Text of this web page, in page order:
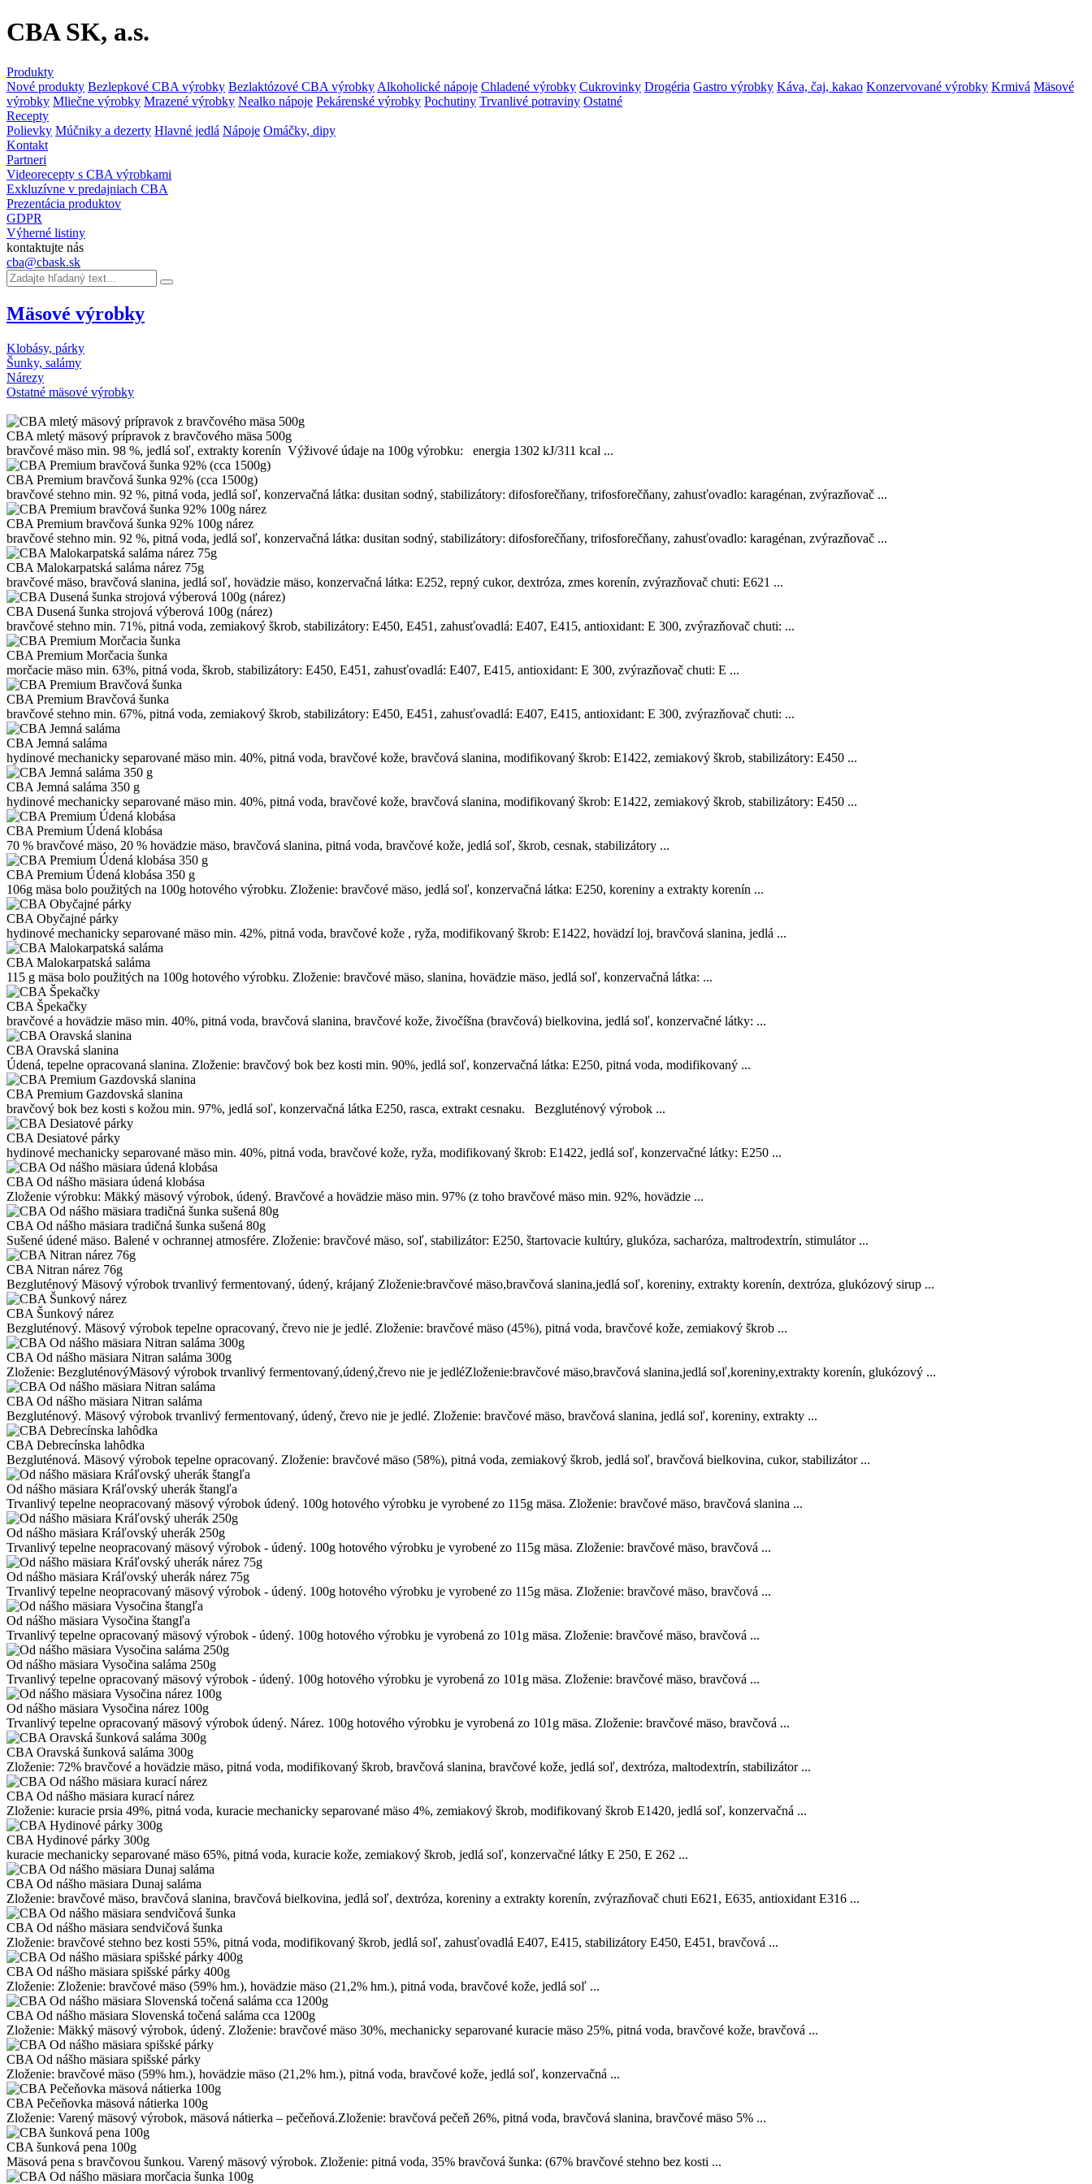
CBA SK, a.s.
Produkty
Nové produkty Bezlepkové CBA výrobky Bezlaktózové CBA výrobky Alkoholické nápoje Chladené výrobky Cukrovinky Drogéria Gastro výrobky Káva, čaj, kakao Konzervované výrobky Krmivá Mäsové
výrobky Mliečne výrobky Mrazené výrobky Nealko nápoje Pekárenské výrobky Pochutiny Trvanlivé potraviny Ostatné
Recepty
Polievky Múčniky a dezerty Hlavné jedlá Nápoje Omáčky, dipy
Kontakt
Partneri
Videorecepty s CBA výrobkami
Exkluzívne v predajniach CBA
Prezentácia produktov
GDPR
Výherné listiny
kontaktujte nás
cba@cbask.sk
Mäsové výrobky
Klobásy, párky
Šunky, salámy
Nárezy
Ostatné mäsové výrobky
CBA mletý mäsový prípravok z bravčového mäsa 500g
bravčové mäso min. 98 %, jedlá soľ, extrakty korenín Výživové údaje na 100g výrobku: energia 1302 kJ/311 kcal ...
CBA Premium bravčová šunka 92% (cca 1500g)
bravčové stehno min. 92 %, pitná voda, jedlá soľ, konzervačná látka: dusitan sodný, stabilizátory: difosforečňany, trifosforečňany, zahusťovadlo: karagénan, zvýrazňovač ...
CBA Premium bravčová šunka 92% 100g nárez
bravčové stehno min. 92 %, pitná voda, jedlá soľ, konzervačná látka: dusitan sodný, stabilizátory: difosforečňany, trifosforečňany, zahusťovadlo: karagénan, zvýrazňovač ...
CBA Malokarpatská saláma nárez 75g
bravčové mäso, bravčová slanina, jedlá soľ, hovädzie mäso, konzervačná látka: E252, repný cukor, dextróza, zmes korenín, zvýrazňovač chuti: E621 ...
CBA Dusená šunka strojová výberová 100g (nárez)
bravčové stehno min. 71%, pitná voda, zemiakový škrob, stabilizátory: E450, E451, zahusťovadlá: E407, E415, antioxidant: E 300, zvýrazňovač chuti: ...
CBA Premium Morčacia šunka
morčacie mäso min. 63%, pitná voda, škrob, stabilizátory: E450, E451, zahusťovadlá: E407, E415, antioxidant: E 300, zvýrazňovač chuti: E ...
CBA Premium Bravčová šunka
bravčové stehno min. 67%, pitná voda, zemiakový škrob, stabilizátory: E450, E451, zahusťovadlá: E407, E415, antioxidant: E 300, zvýrazňovač chuti: ...
CBA Jemná saláma
hydinové mechanicky separované mäso min. 40%, pitná voda, bravčové kože, bravčová slanina, modifikovaný škrob: E1422, zemiakový škrob, stabilizátory: E450 ...
CBA Jemná saláma 350 g
hydinové mechanicky separované mäso min. 40%, pitná voda, bravčové kože, bravčová slanina, modifikovaný škrob: E1422, zemiakový škrob, stabilizátory: E450 ...
CBA Premium Údená klobása
70 % bravčové mäso, 20 % hovädzie mäso, bravčová slanina, pitná voda, bravčové kože, jedlá soľ, škrob, cesnak, stabilizátory ...
CBA Premium Údená klobása 350 g
106g mäsa bolo použitých na 100g hotového výrobku. Zloženie: bravčové mäso, jedlá soľ, konzervačná látka: E250, koreniny a extrakty korenín ...
CBA Obyčajné párky
hydinové mechanicky separované mäso min. 42%, pitná voda, bravčové kože , ryža, modifikovaný škrob: E1422, hovädzí loj, bravčová slanina, jedlá ...
CBA Malokarpatská saláma
115 g mäsa bolo použitých na 100g hotového výrobku. Zloženie: bravčové mäso, slanina, hovädzie mäso, jedlá soľ, konzervačná látka: ...
CBA Špekačky
bravčové a hovädzie mäso min. 40%, pitná voda, bravčová slanina, bravčové kože, živočíšna (bravčová) bielkovina, jedlá soľ, konzervačné látky: ...
CBA Oravská slanina
Údená, tepelne opracovaná slanina. Zloženie: bravčový bok bez kosti min. 90%, jedlá soľ, konzervačná látka: E250, pitná voda, modifikovaný ...
CBA Premium Gazdovská slanina
bravčový bok bez kosti s kožou min. 97%, jedlá soľ, konzervačná látka E250, rasca, extrakt cesnaku. Bezgluténový výrobok ...
CBA Desiatové párky
hydinové mechanicky separované mäso min. 40%, pitná voda, bravčové kože, ryža, modifikovaný škrob: E1422, jedlá soľ, konzervačné látky: E250 ...
CBA Od nášho mäsiara údená klobása
Zloženie výrobku: Mäkký mäsový výrobok, údený. Bravčové a hovädzie mäso min. 97% (z toho bravčové mäso min. 92%, hovädzie ...
CBA Od nášho mäsiara tradičná šunka sušená 80g
Sušené údené mäso. Balené v ochrannej atmosfére. Zloženie: bravčové mäso, soľ, stabilizátor: E250, štartovacie kultúry, glukóza, sacharóza, maltrodextrín, stimulátor ...
CBA Nitran nárez 76g
Bezgluténový Mäsový výrobok trvanlivý fermentovaný, údený, krájaný Zloženie:bravčové mäso,bravčová slanina,jedlá soľ, koreniny, extrakty korenín, dextróza, glukózový sirup ...
CBA Šunkový nárez
Bezgluténový. Mäsový výrobok tepelne opracovaný, črevo nie je jedlé. Zloženie: bravčové mäso (45%), pitná voda, bravčové kože, zemiakový škrob ...
CBA Od nášho mäsiara Nitran saláma 300g
Zloženie: BezgluténovýMäsový výrobok trvanlivý fermentovaný,údený,črevo nie je jedléZloženie:bravčové mäso,bravčová slanina,jedlá soľ,koreniny,extrakty korenín, glukózový ...
CBA Od nášho mäsiara Nitran saláma
Bezgluténový. Mäsový výrobok trvanlivý fermentovaný, údený, črevo nie je jedlé. Zloženie: bravčové mäso, bravčová slanina, jedlá soľ, koreniny, extrakty ...
CBA Debrecínska lahôdka
Bezgluténová. Mäsový výrobok tepelne opracovaný. Zloženie: bravčové mäso (58%), pitná voda, zemiakový škrob, jedlá soľ, bravčová bielkovina, cukor, stabilizátor ...
Od nášho mäsiara Kráľovský uherák štangľa
Trvanlivý tepelne neopracovaný mäsový výrobok údený. 100g hotového výrobku je vyrobené zo 115g mäsa. Zloženie: bravčové mäso, bravčová slanina ...
Od nášho mäsiara Kráľovský uherák 250g
Trvanlivý tepelne neopracovaný mäsový výrobok - údený. 100g hotového výrobku je vyrobené zo 115g mäsa. Zloženie: bravčové mäso, bravčová ...
Od nášho mäsiara Kráľovský uherák nárez 75g
Trvanlivý tepelne neopracovaný mäsový výrobok - údený. 100g hotového výrobku je vyrobené zo 115g mäsa. Zloženie: bravčové mäso, bravčová ...
Od nášho mäsiara Vysočina štangľa
Trvanlivý tepelne opracovaný mäsový výrobok - údený. 100g hotového výrobku je vyrobená zo 101g mäsa. Zloženie: bravčové mäso, bravčová ...
Od nášho mäsiara Vysočina saláma 250g
Trvanlivý tepelne opracovaný mäsový výrobok - údený. 100g hotového výrobku je vyrobená zo 101g mäsa. Zloženie: bravčové mäso, bravčová ...
Od nášho mäsiara Vysočina nárez 100g
Trvanlivý tepelne opracovaný mäsový výrobok údený. Nárez. 100g hotového výrobku je vyrobená zo 101g mäsa. Zloženie: bravčové mäso, bravčová ...
CBA Oravská šunková saláma 300g
Zloženie: 72% bravčové a hovädzie mäso, pitná voda, modifikovaný škrob, bravčová slanina, bravčové kože, jedlá soľ, dextróza, maltodextrín, stabilizátor ...
CBA Od nášho mäsiara kurací nárez
Zloženie: kuracie prsia 49%, pitná voda, kuracie mechanicky separované mäso 4%, zemiakový škrob, modifikovaný škrob E1420, jedlá soľ, konzervačná ...
CBA Hydinové párky 300g
kuracie mechanicky separované mäso 65%, pitná voda, kuracie kože, zemiakový škrob, jedlá soľ, konzervačné látky E 250, E 262 ...
CBA Od nášho mäsiara Dunaj saláma
Zloženie: bravčové mäso, bravčová slanina, bravčová bielkovina, jedlá soľ, dextróza, koreniny a extrakty korenín, zvýrazňovač chuti E621, E635, antioxidant E316 ...
CBA Od nášho mäsiara sendvičová šunka
Zloženie: bravčové stehno bez kosti 55%, pitná voda, modifikovaný škrob, jedlá soľ, zahusťovadlá E407, E415, stabilizátory E450, E451, bravčová ...
CBA Od nášho mäsiara spišské párky 400g
Zloženie: Zloženie: bravčové mäso (59% hm.), hovädzie mäso (21,2% hm.), pitná voda, bravčové kože, jedlá soľ ...
CBA Od nášho mäsiara Slovenská točená saláma cca 1200g
Zloženie: Mäkký mäsový výrobok, údený. Zloženie: bravčové mäso 30%, mechanicky separované kuracie mäso 25%, pitná voda, bravčové kože, bravčová ...
CBA Od nášho mäsiara spišské párky
Zloženie: bravčové mäso (59% hm.), hovädzie mäso (21,2% hm.), pitná voda, bravčové kože, jedlá soľ, konzervačná ...
CBA Pečeňovka mäsová nátierka 100g
Zloženie: Varený mäsový výrobok, mäsová nátierka – pečeňová.Zloženie: bravčová pečeň 26%, pitná voda, bravčová slanina, bravčové mäso 5% ...
CBA šunková pena 100g
Mäsová pena s bravčovou šunkou. Varený mäsový výrobok. Zloženie: pitná voda, 35% bravčová šunka: (67% bravčové stehno bez kosti ...